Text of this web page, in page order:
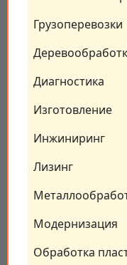
Грузоперевозки
Диагностика
Изготовление
Инжиниринг
Лизинг
Модернизация
Обработка